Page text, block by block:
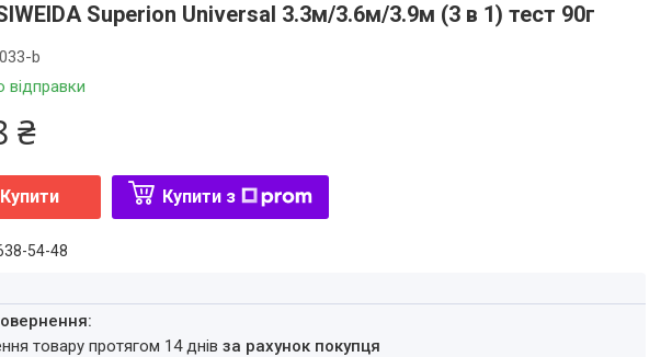
Superion Universal 3.3м/3.6м/3.9м (3 в 1) тест 90г
відправки
b
₴
Купити Купити з
54-48
товару протягом 14 днів за рахунок покупця